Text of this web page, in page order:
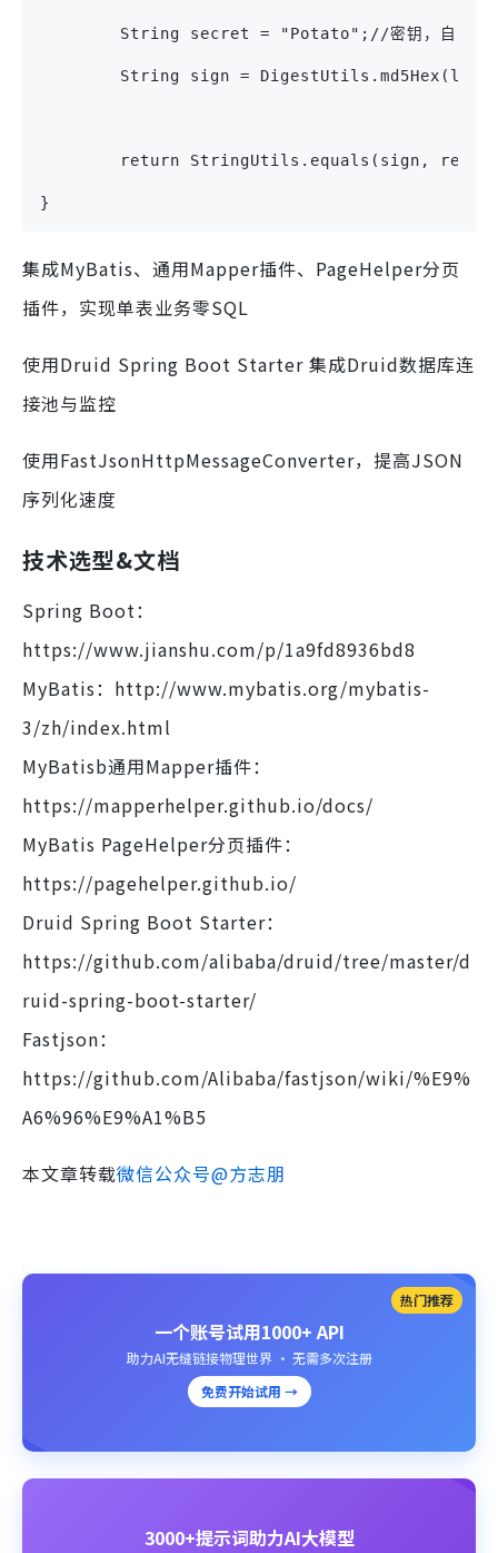
String secret = "Potato";//密钥，自己修
String sign =
return StringUtils.equals(sign,
}
集成MyBatis、通用Mapper插件、PageHelper分页
插件，实现单表业务零SQL
使用Druid Spring Boot Starter 集成Druid数据库连
接池与监控
使用FastJsonHttpMessageConverter，提高JSON
序列化速度
技术选型&文档
Spring Boot：
https://www.jianshu.com/p/1a9fd8936bd8
MyBatis：http://www.mybatis.org/mybatis-
3/zh/index.html
MyBatisb通用Mapper插件：
https://mapperhelper.github.io/docs/
MyBatis PageHelper分页插件：
https://pagehelper.github.io/
Druid Spring Boot Starter：
https://github.com/alibaba/druid/tree/master/d
ruid-spring-boot-starter/
Fastjson：
https://github.com/Alibaba/fastjson/wiki/%E9%
A6%96%E9%A1%B5
本文章转载微信公众号@方志朋
热门推荐
一个账号试用1000+ API
助力AI无缝链接物理世界 · 无需多次注册
免费开始试用 →
3000+提示词助力AI大模型